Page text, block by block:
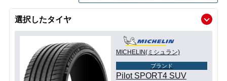
選択したタイヤ
MICHELIN(ミシュラン)
ブランド
Pilot SPORT4 SUV